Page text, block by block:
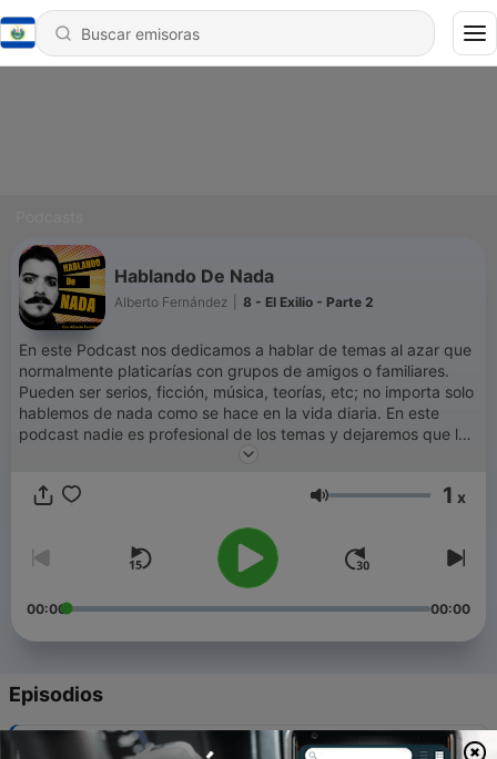
Hablando De Nada
Alberto Fernández 8 - El Exilio - Parte 2
En este Podcast nos dedicamos a hablar de temas al azar que
normalmente platicarías con grupos de amigos o familiares.
Pueden ser serios, ficción, música, teorías, etc; no importa solo
hablemos de nada como se hace en la vida diaria. En este
podcast nadie es profesional de los temas y dejaremos que las
conversaciones fluyan con un episodio nuevo todos los
temas para hablar. 😬
Volumen 1 x
00:00 00:00
Episodios
8 El Exilio - Parte 2